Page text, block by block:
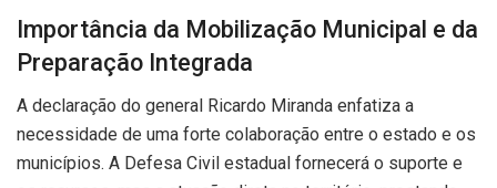
Importância da Mobilização Municipal e da
Preparação Integrada
A declaração do general Ricardo Miranda enfatiza a
necessidade de uma forte colaboração entre o estado e os
municípios. A Defesa Civil estadual fornecerá o suporte e